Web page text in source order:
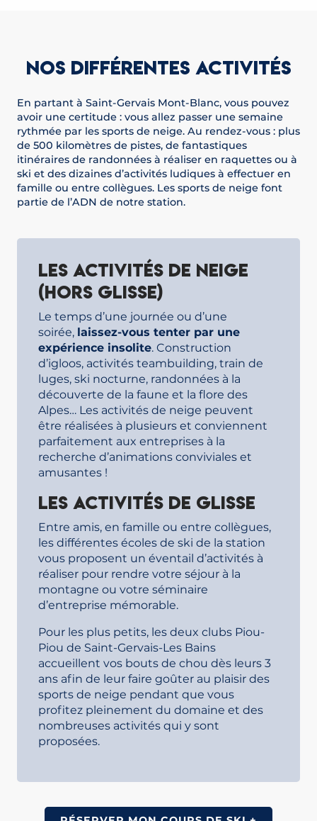
NOS DIFFÉRENTES ACTIVITÉS
En partant à Saint-Gervais Mont-Blanc, vous pouvez
avoir une certitude : vous allez passer une semaine
rythmée par les sports de neige. Au rendez-vous : plus
de 500 kilomètres de pistes, de fantastiques
itinéraires de randonnées à réaliser en raquettes ou à
ski et des dizaines d’activités ludiques à effectuer en
famille ou entre collègues. Les sports de neige font
partie de l’ADN de notre station.
Les activités de neige
(hors glisse)
Le temps d’une journée ou d’une
soirée, laissez-vous tenter par une
expérience insolite. Construction
d’igloos, activités teambuilding, train de
luges, ski nocturne, randonnées à la
découverte de la faune et la flore des
Alpes… Les activités de neige peuvent
être réalisées à plusieurs et conviennent
parfaitement aux entreprises à la
recherche d’animations conviviales et
amusantes !
Les activités de glisse
Entre amis, en famille ou entre collègues,
les différentes écoles de ski de la station
vous proposent un éventail d’activités à
réaliser pour rendre votre séjour à la
montagne ou votre séminaire
d’entreprise mémorable.
Pour les plus petits, les deux clubs Piou-
Piou de Saint-Gervais-Les Bains
accueillent vos bouts de chou dès leurs 3
ans afin de leur faire goûter au plaisir des
sports de neige pendant que vous
profitez pleinement du domaine et des
nombreuses activités qui y sont
proposées.